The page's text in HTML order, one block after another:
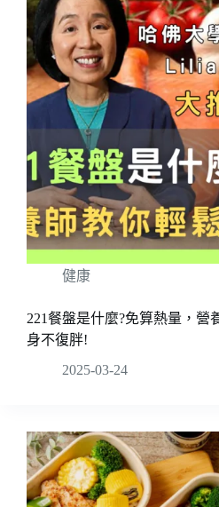
健康
221餐盤是什麼?免算熱量，營
身不復胖!
2025-03-24